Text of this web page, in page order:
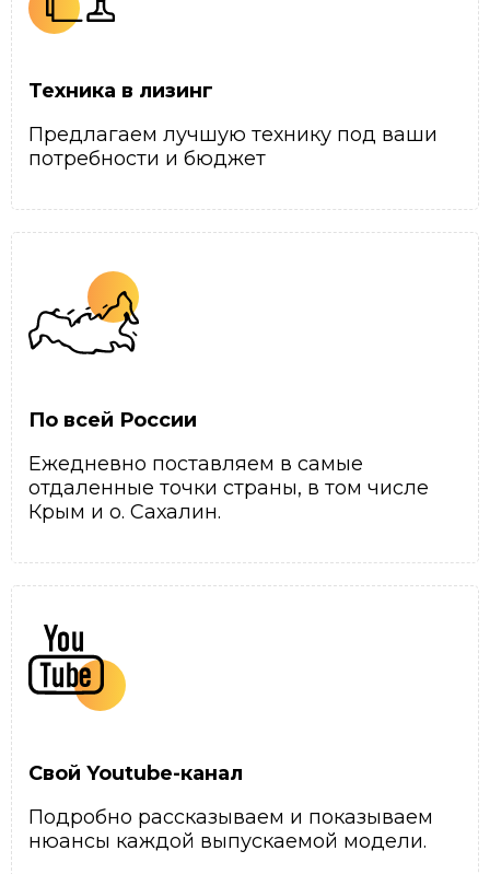
Техника в лизинг
Предлагаем лучшую технику под ваши
потребности и бюджет
По всей России
Ежедневно поставляем в самые
отдаленные точки страны, в том числе
Крым и о. Сахалин.
Свой Youtube-канал
Подробно рассказываем и показываем
нюансы каждой выпускаемой модели.